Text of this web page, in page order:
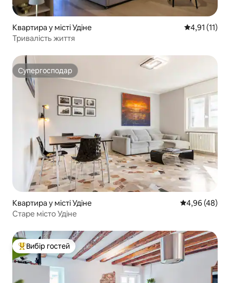
Квартира у місті Удіне Середня
4,91 (11)
Тривалість життя
Супергосподар
Супергосподар
Квартира у місті Удіне Середня
4,96 (48)
Старе місто Удіне
Топ вибір гостей
Вибір гостей